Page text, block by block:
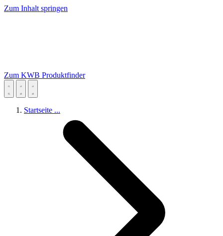
Zum Inhalt springen
Zum KWB Produktfinder
Startseite ...